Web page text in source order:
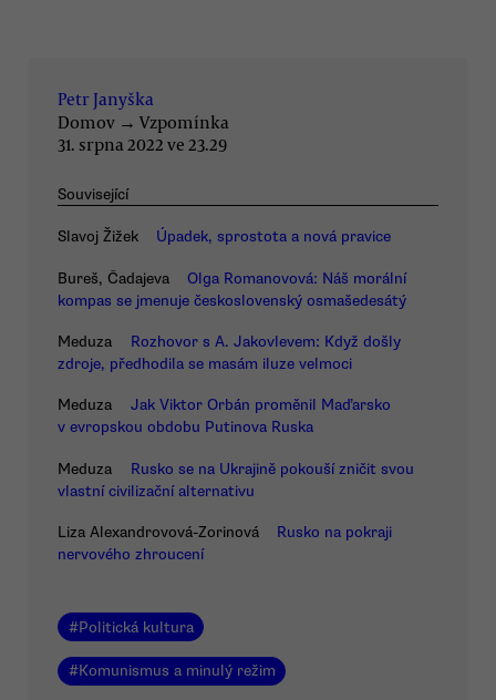
Petr Janyška
Domov → Vzpomínka
31. srpna 2022 ve 23.29
Související
Slavoj Žižek Úpadek, sprostota a nová pravice
Bureš, Čadajeva
Olga Romanovová: Náš morální
kompas se jmenuje československý osmašedesátý
Meduza
Rozhovor s A. Jakovlevem: Když došly
zdroje, předhodila se masám iluze velmoci
Meduza
Jak Viktor Orbán proměnil Maďarsko
v evropskou obdobu Putinova Ruska
Meduza
Rusko se na Ukrajině pokouší zničit svou
vlastní civilizační alternativu
Liza Alexandrovová-Zorinová
Rusko na pokraji
nervového zhroucení
#Politická kultura
#Komunismus a minulý režim